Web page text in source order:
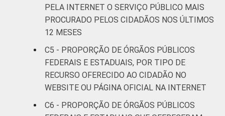
PELA INTERNET O SERVIÇO PÚBLICO MAIS
PROCURADO PELOS CIDADÃOS NOS ÚLTIMOS
12 MESES
C5 - PROPORÇÃO DE ÓRGÃOS PÚBLICOS
FEDERAIS E ESTADUAIS, POR TIPO DE
RECURSO OFERECIDO AO CIDADÃO NO
WEBSITE OU PÁGINA OFICIAL NA INTERNET
C6 - PROPORÇÃO DE ÓRGÃOS PÚBLICOS